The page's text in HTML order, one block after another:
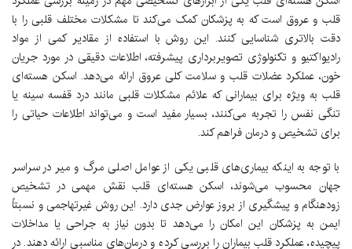
قلب و عروق است که به پزشکان کمک می‌کند تا مشکلات مختلف قلبی را با
دقت بالاتری شناسایی کنند. این روش با استفاده از مقادیر کمی از مواد
رادیواکتیو و تکنولوژی تصویربرداری پیشرفته، اطلاعات دقیقی در مورد جریان
خون، عملکرد عضلات قلب و سلامت کلی عروق ارائه می‌دهد. اسکن هسته‌ای
قلب به ویژه برای بیمارانی که علائم مشکلات قلبی مانند درد قفسه سینه یا
تنگی نفس را تجربه می‌کنند، بسیار مفید است و می‌تواند اطلاعات حیاتی را
برای تشخیص و درمان فراهم کند.
با توجه به اینکه بیماری‌های قلبی یکی از عوامل اصلی مرگ و میر در سراسر
جهان محسوب می‌شوند، اسکن هسته‌ای قلب نقش مهمی در تشخیص
زودهنگام و پیشگیری از بروز عوارض جدی دارد. این روش غیرتهاجمی و نسبتاً
ایمن به پزشکان این امکان را می‌دهد تا بدون نیاز به جراحی یا مداخلات
پیچیده، عملکرد قلب بیماران را بررسی کرده و درمان‌های مناسبی ارائه دهند. در